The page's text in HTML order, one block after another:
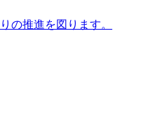
の推進を図ります。